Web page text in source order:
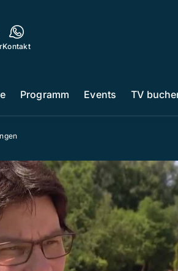
Kontakt
Programm Events TV